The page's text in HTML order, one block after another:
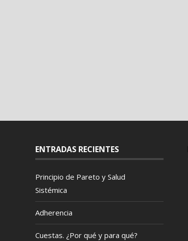
ENTRADAS RECIENTES
Principio de Pareto y Salud
Sistémica
Adherencia
Cuestas. ¿Por qué y para qué?